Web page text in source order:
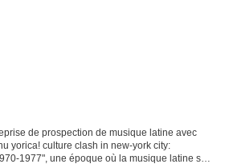
de prospection de musique latine avec
yorica! culture clash in new-york city:
1977", une époque où la musique latine se